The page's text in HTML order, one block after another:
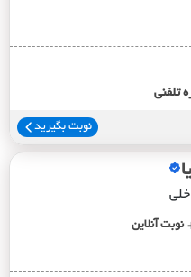
تلفنی
نوبت بگیرید
نوبت آنلاین